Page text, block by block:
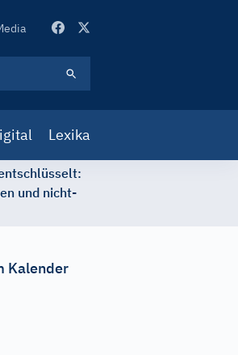
Lexika
und nicht-
Kalender